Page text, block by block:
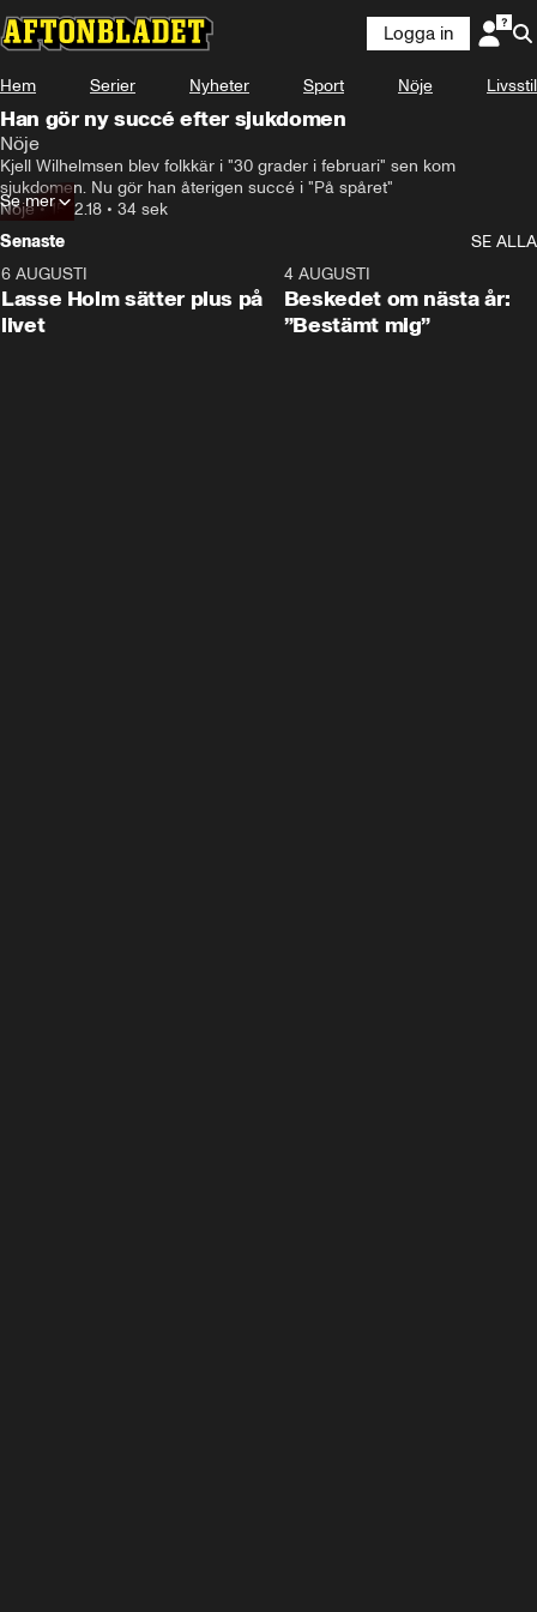
Logga in
Hem Serier Nyheter Sport Nöje Livsstil
Han gör ny succé efter sjukdomen
Nöje
Kjell Wilhelmsen blev folkkär i "30 grader i februari" sen kom
sjukdomen. Nu gör han återigen succé i "På spåret"
Nöje•15.12.18 • 34 sek
Se mer
Senaste
SE ALLA
6 AUGUSTI
Lasse Holm sätter plus på
livet
4 AUGUSTI
Beskedet om nästa år:
”Bestämt mig”